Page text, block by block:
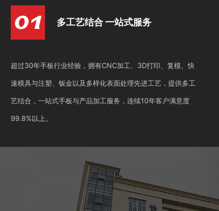
多工艺结合 一站式服务
超过30年手板行业经验，拥有CNC加工、3D打印、复模、快
速模具与注塑、钣金以及多样化表面处理先进工艺，提供多工
艺结合，一站式手板与产品加工服务，连续10年客户满意度
99.8%以上。